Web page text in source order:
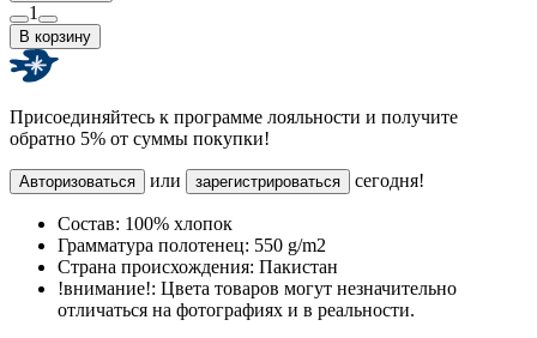
1
В корзину
Присоединяйтесь к программе лояльности и получите
обратно 5% от суммы покупки!
Авторизоваться или зарегистрироваться сегодня!
Состав: 100% хлопок
Грамматура полотенец: 550 g/m2
Страна происхождения: Пакистан
!внимание!: Цвета товаров могут незначительно
отличаться на фотографиях и в реальности.